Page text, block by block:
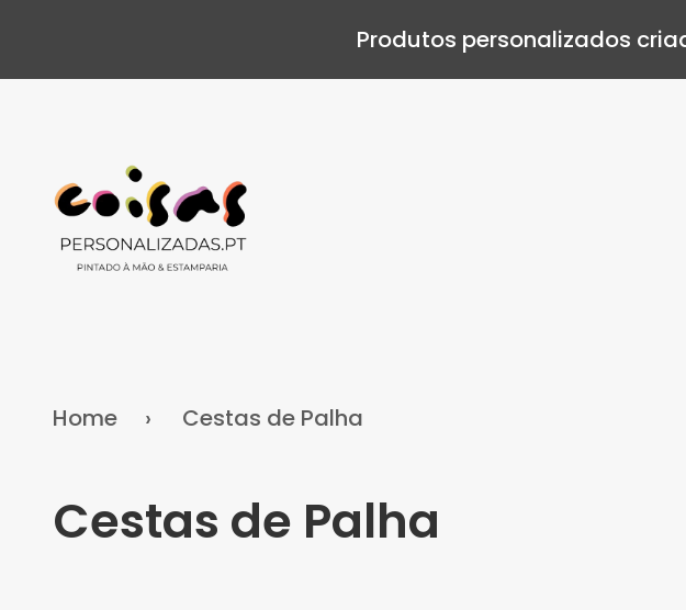
Produtos personalizados
Home Cestas de Palha
Cestas de Palha